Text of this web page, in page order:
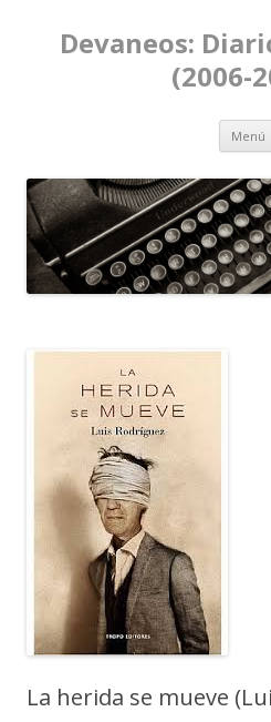
Devaneos:
(2006-
Menú
La herida se mueve